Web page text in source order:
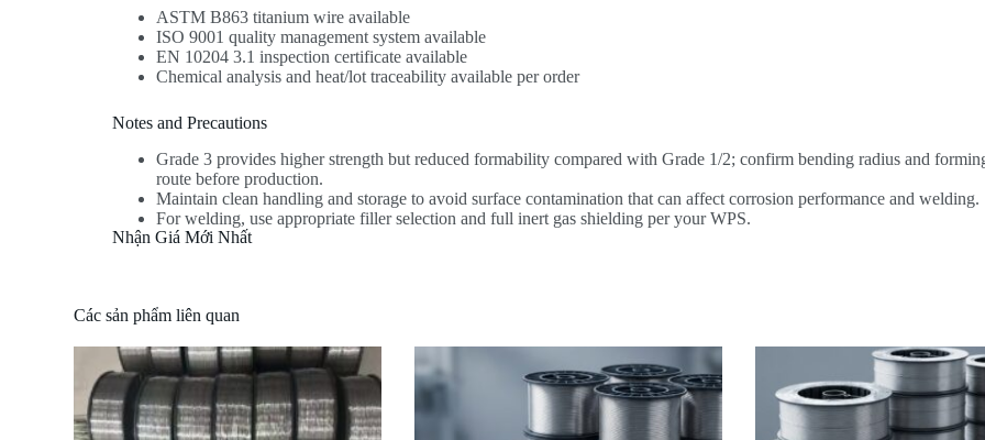
ASTM B863 titanium wire available
ISO 9001 quality management system available
EN 10204 3.1 inspection certificate available
Chemical analysis and heat/lot traceability available per order
Notes and Precautions
Grade 3 provides higher strength but reduced formability compared with Grade 1/2; confirm bending radius and
route before production.
Maintain clean handling and storage to avoid surface contamination that can affect corrosion performance and welding.
For welding, use appropriate filler selection and full inert gas shielding per your WPS.
Nhận Giá Mới Nhất
Các sản phẩm liên quan